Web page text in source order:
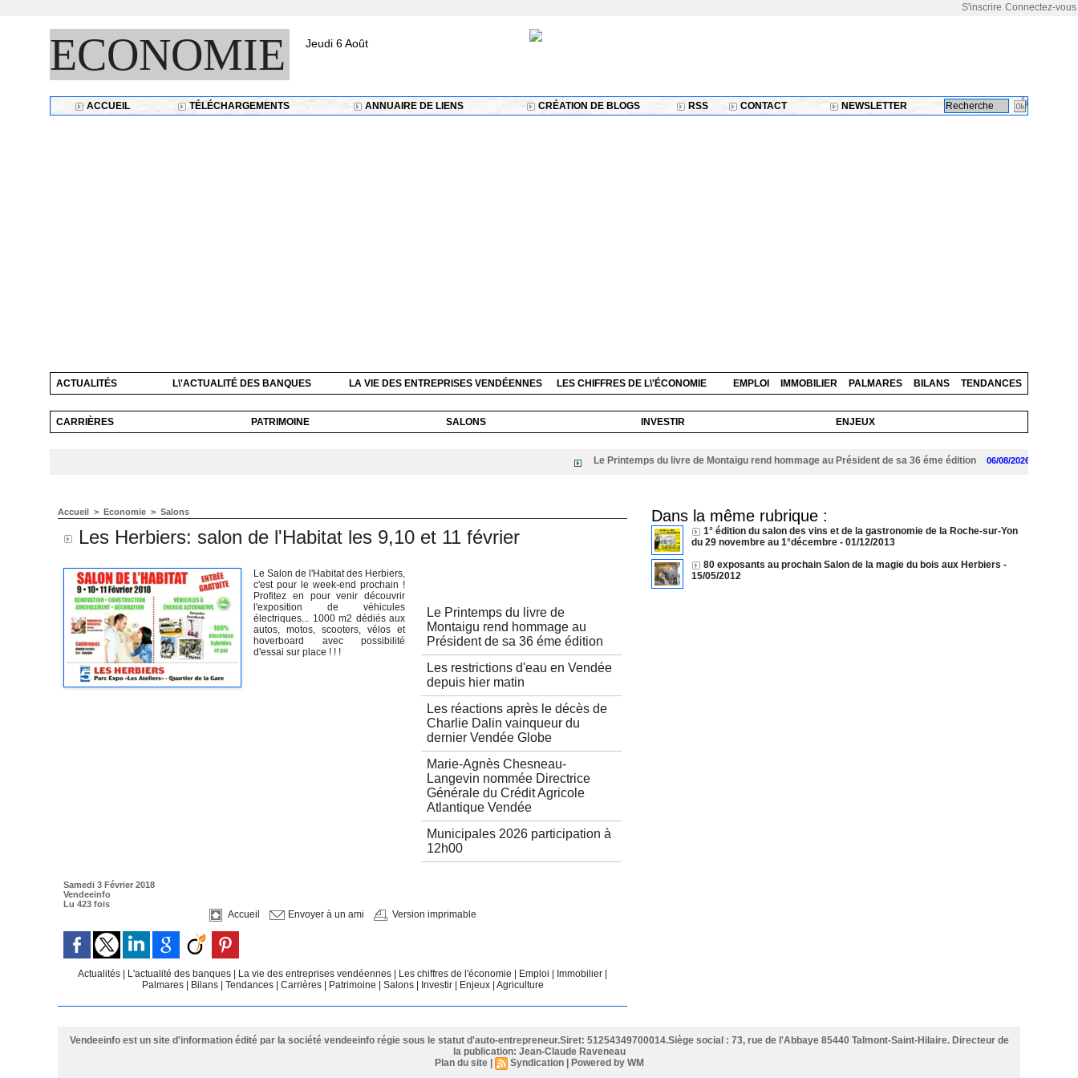
Connectez-vous
S'inscrire
ECONOMIE Jeudi 6 Août
ACCUEIL TÉLÉCHARGEMENTS ANNUAIRE DE LIENS CRÉATION DE BLOGS RSS CONTACT NEWSLETTER
ACTUALITÉS L\'ACTUALITÉ DES BANQUES LA VIE DES ENTREPRISES VENDÉENNES LES CHIFFRES DE L\'ÉCONOMIE EMPLOI IMMOBILIER PALMARES BILANS TENDANCES
CARRIÈRES PATRIMOINE SALONS INVESTIR ENJEUX
Le Printemps du livre de Montaigu rend hommage au Président de sa 36 éme édition 06/08/2026
Accueil > Economie > Salons
Les Herbiers: salon de l'Habitat les 9,10 et 11 février
Le Printemps du livre de
Montaigu rend hommage au
Président de sa 36 éme édition
Les restrictions d'eau en Vendée
depuis hier matin
Les réactions après le décès de
Charlie Dalin vainqueur du
dernier Vendée Globe
Marie-Agnès Chesneau-
Langevin nommée Directrice
Générale du Crédit Agricole
Atlantique Vendée
Municipales 2026 participation à
12h00
Le Salon de l'Habitat des Herbiers,
c'est pour le week-end prochain !
Profitez en pour venir découvrir
l'exposition de véhicules
électriques... 1000 m2 dédiés aux
autos, motos, scooters, vélos et
hoverboard avec possibilité
d'essai sur place ! ! !
Samedi 3 Février 2018
Vendeeinfo
Lu 423 fois
Accueil Envoyer à un ami Version imprimable
Actualités L'actualité des banques La vie des entreprises vendéennes Les chiffres de l'économie Emploi Immobilier
Palmares
Bilans Tendances Carrières Patrimoine Salons Investir Enjeux Agriculture
Dans la même rubrique :
1° édition du salon des vins et de la gastronomie de la Roche-sur-Yon
du 29 novembre au 1°décembre - 01/12/2013
80 exposants au prochain Salon de la magie du bois aux Herbiers -
15/05/2012
Vendeeinfo est un site d'information édité par la société vendeeinfo régie sous le statut d'auto-entrepreneur.Siret: 51254349700014.Siège social : 73, rue de l'Abbaye 85440 Talmont-Saint-Hilaire. Directeur de
la publication: Jean-Claude Raveneau
Plan du site
Syndication Powered by WM